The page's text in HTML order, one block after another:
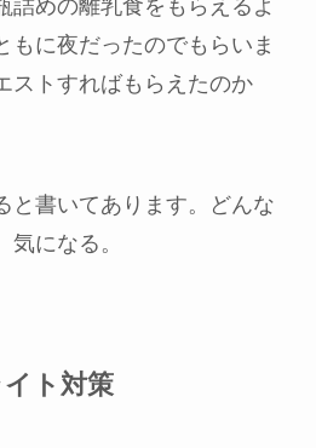
詰めの離乳食をもらえるよ
もに夜だったのでもらいま
ストすればもらえたのか
と書いてあります。どんな
気になる。
ト対策